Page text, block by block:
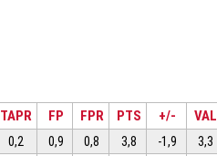
TAPR FP FPR PTS +/- VAL
0,2 0,9 0,8 3,8 -1,9
3,3